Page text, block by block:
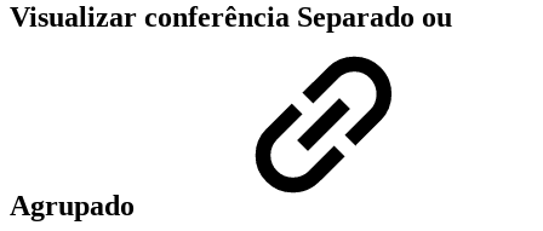
Visualizar conferência Separado ou
Agrupado